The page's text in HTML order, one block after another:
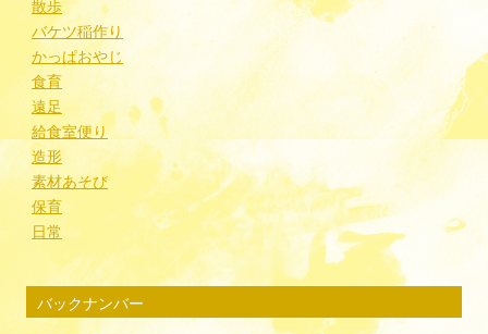
散歩
バケツ稲作り
かっぱおやじ
食育
遠足
給食室便り
造形
素材あそび
保育
日常
バックナンバー